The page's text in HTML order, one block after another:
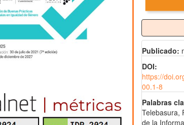
Publicado:
DOI:
https://
00.1-8
Palabras
Telebasura,
de la